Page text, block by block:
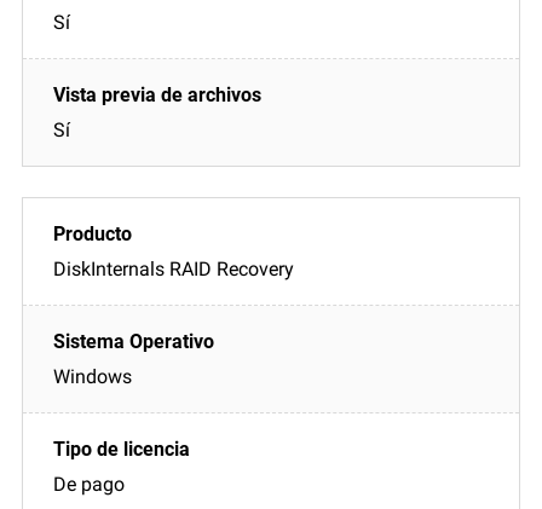
Sí
Sí
DiskInternals RAID Recovery
Windows
De pago